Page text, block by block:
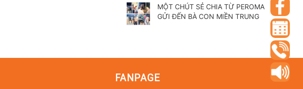
MỘT CHÚT SẺ CHIA TỪ PEROMA
GỬI ĐẾN BÀ CON MIỀN TRUNG
FANPAGE